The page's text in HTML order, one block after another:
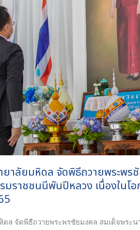
าลัยมหิดล จัดพิธีถวายพระพรชั
มราชชนนีพันปีหลวง เนื่องในโ
ล จัดพิธีถวายพระพรชัยมงคล สมเด็จพระน